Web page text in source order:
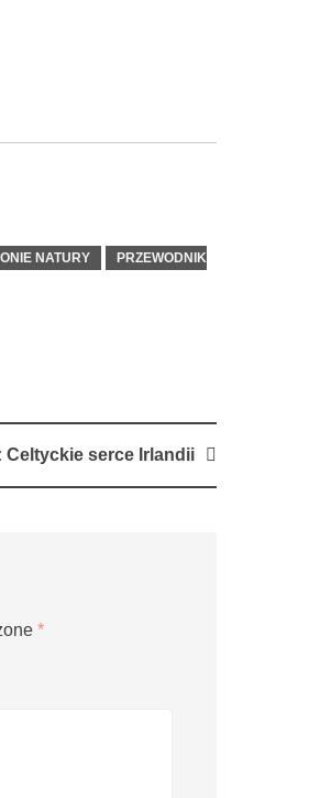
NATURY
PRZEWODNIK
Celtyckie serce Irlandii
*